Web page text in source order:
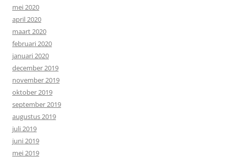
mei 2020
april 2020
maart 2020
februari 2020
januari 2020
december 2019
november 2019
oktober 2019
september 2019
augustus 2019
juli 2019
juni 2019
mei 2019